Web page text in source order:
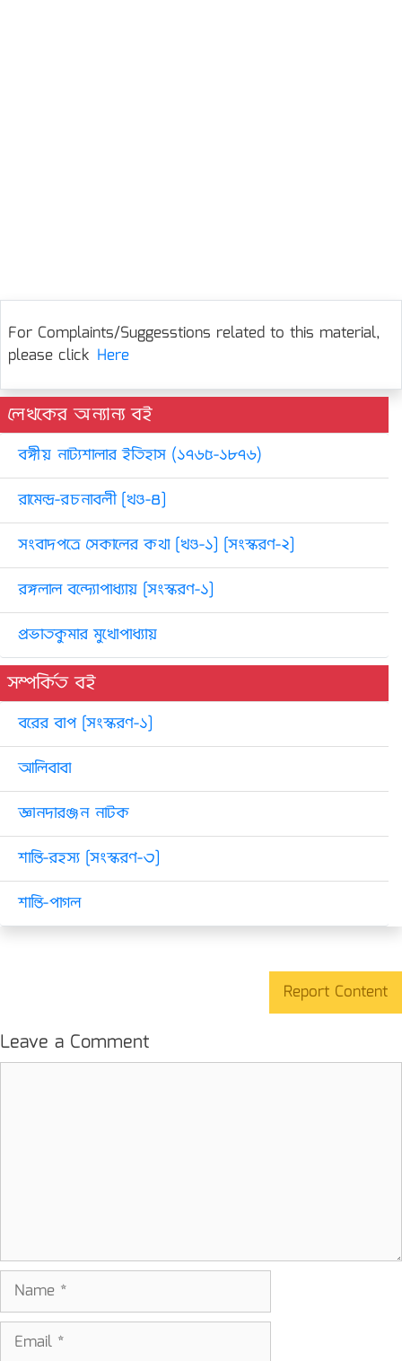
For Complaints/Suggesstions related to this material,
please click Here
লেখকের অন্যান্য বই
বঙ্গীয় নাট্যশালার ইতিহাস (১৭৬৫-১৮৭৬)
রামেন্দ্র-রচনাবলী [খণ্ড-৪]
সংবাদপত্রে সেকালের কথা [খণ্ড-১] [সংস্করণ-২]
রঙ্গলাল বন্দ্যোপাধ্যায় [সংস্করণ-১]
প্রভাতকুমার মুখোপাধ্যায়
সম্পর্কিত বই
বরের বাপ [সংস্করণ-১]
আলিবাবা
জ্ঞানদারঞ্জন নাটক
শান্তি-রহস্য [সংস্করণ-৩]
শান্তি-পাগল
Report Content
Leave a Comment
Name
Email